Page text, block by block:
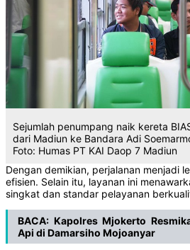
Sejumlah penumpang naik kereta
dari Madiun ke Bandara Adi
Foto: Humas PT KAI Daop 7 Madiun
Dengan demikian, perjalanan menjadi
efisien. Selain itu, layanan ini
singkat dan standar pelayanan
BACA: Kapolres Mjokerto
Api di Damarsiho Mojoanyar